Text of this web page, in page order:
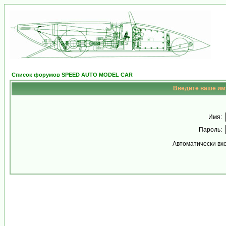
Список форумов SPEED AUTO MODEL CAR
Введите ваше
Имя:
Пароль:
Автоматически